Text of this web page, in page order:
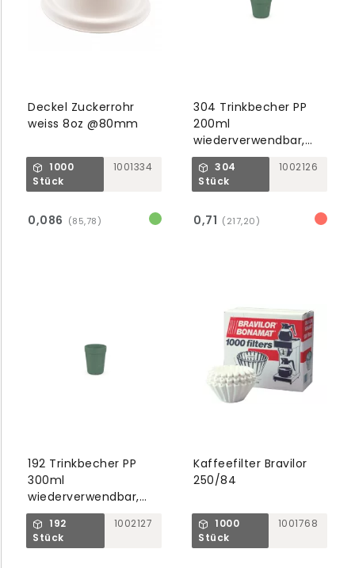
Deckel Zuckerrohr
weiss 8oz @80mm
1000
Stück
1001334
0,086 (85,78)
304 Trinkbecher PP
200ml
wiederverwendbar,
dark forest
304
Stück
1002126
0,71 (217,20)
192 Trinkbecher PP
300ml
wiederverwendbar,
dark forest
192
Stück
1002127
Kaffeefilter Bravilor
250/84
1000
Stück
1001768